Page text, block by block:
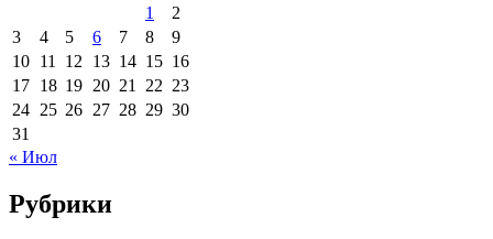
1
2
3
4 5 6 7 8
9
10 11 12 13 14 15 16
17 18 19 20 21 22 23
24 25 26 27 28 29 30
31
« Июл
Рубрики